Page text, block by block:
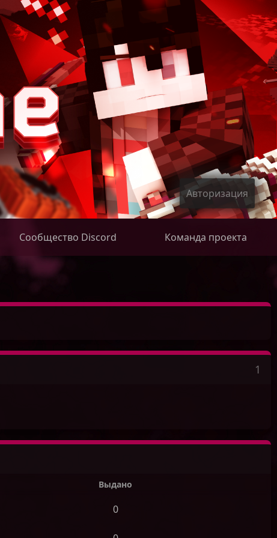
Авторизация
Сообщество Discord Команда проекта
1
Выдано
0